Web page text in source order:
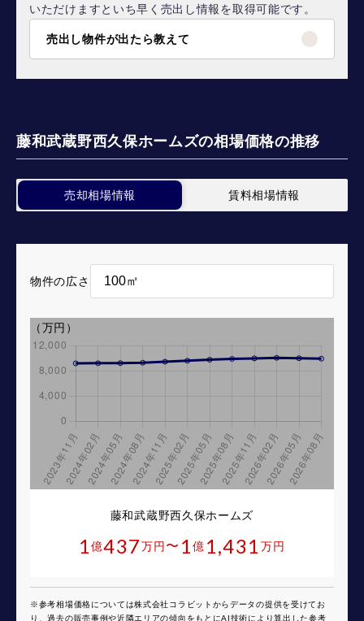
いただけますといち早く売出し情報を取得可能です。
売出し物件が出たら教えて
藤和武蔵野西久保ホームズの相場価格の推移
売却相場情報 賃料相場情報
物件の広さ
藤和武蔵野西久保ホームズ
1億437万円 〜 1億 1,431 万円
※参考相場価格については株式会社コラビットからデータの提供を受けてお
り、過去の販売事例や近隣エリアの傾向をもとにAI技術により算出した参考
（万円）